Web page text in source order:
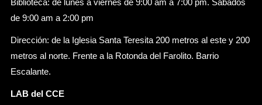
Biblioteca: de lunes a viernes de 9:00 am a 7:00 pm. Sábados
de 9:00 am a 2:00 pm
Dirección: de la Iglesia Santa Teresita 200 metros al este y 200
metros al norte. Frente a la Rotonda del Farolito. Barrio
Escalante.
LAB del CCE